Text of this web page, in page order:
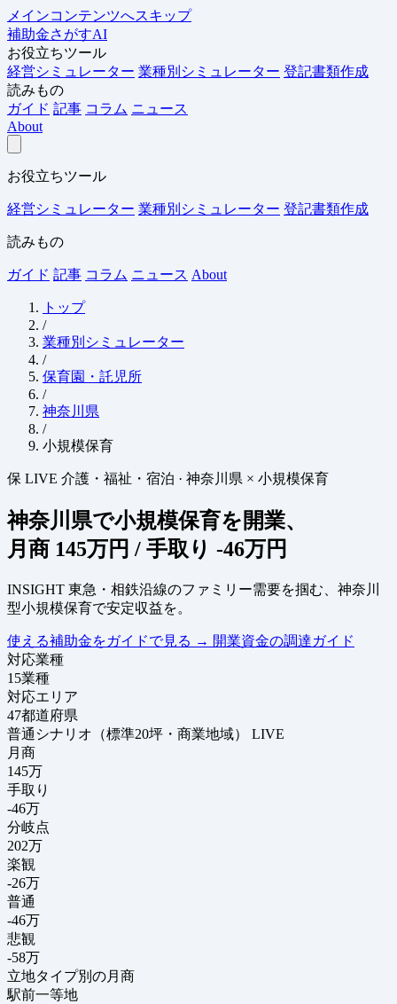
メインコンテンツへスキップ
補助金さがすAI
お役立ちツール
経営シミュレーター 業種別シミュレーター 登記書類作成
読みもの
ガイド 記事 コラム ニュース
About
お役立ちツール
経営シミュレーター 業種別シミュレーター 登記書類作成
読みもの
ガイド 記事 コラム ニュース About
トップ
/
業種別シミュレーター
/
保育園・託児所
/
神奈川県
/
小規模保育
保 LIVE 介護・福祉・宿泊 · 神奈川県 × 小規模保育
神奈川県で小規模保育を開業、
月商 145万円 / 手取り -46万円
INSIGHT 東急・相鉄沿線のファミリー需要を掴む、神奈川
型小規模保育で安定収益を。
使える補助金をガイドで見る → 開業資金の調達ガイド
対応業種
15業種
対応エリア
47都道府県
普通シナリオ（標準20坪・商業地域）
LIVE
月商
145万
手取り
-46万
分岐点
202万
楽観
-26万
普通
-46万
悲観
-58万
立地タイプ別の月商
駅前一等地